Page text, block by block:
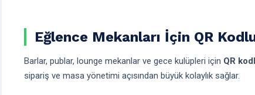
Eğlence Mekanları İçin QR
Barlar, publar, lounge mekanlar ve gece kulüpleri için QR
sipariş ve masa yönetimi açısından büyük kolaylık sağlar.